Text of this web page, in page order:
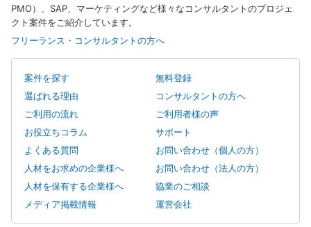
PMO）、SAP、マーケティングなど様々なコンサルタントのプロジェ
クト案件をご紹介しています。
フリーランス・コンサルタントの方へ
案件を探す
無料登録
選ばれる理由
コンサルタントの方へ
ご利用の流れ
ご利用者様の声
お役立ちコラム
サポート
よくある質問
お問い合わせ（個人の方）
人材をお求めの企業様へ
お問い合わせ（法人の方）
人材を保有する企業様へ
協業のご相談
メディア掲載情報
運営会社